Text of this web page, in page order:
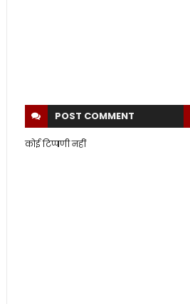
POST COMMENT
कोई टिप्पणी नहीं